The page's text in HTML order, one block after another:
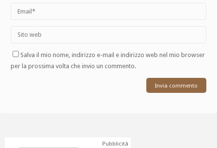
Salva il mio nome, indirizzo e-mail e indirizzo web nel mio browser
per la prossima volta che invio un commento.
Pubblicità